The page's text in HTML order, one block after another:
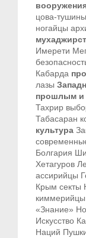
цова-тушины
ногайцы
Имерети
Кабарда
лазы
прошлым и
Тахрир
Табасаран
культура
Болгария
Хетагуров
ассирийцы
Крым секты
киммерийцы
«Знание»
Искусство
Наций